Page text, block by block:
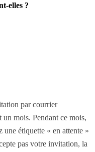
elles ?
par courrier
mois. Pendant ce mois,
une étiquette « en attente »
pas votre invitation, la